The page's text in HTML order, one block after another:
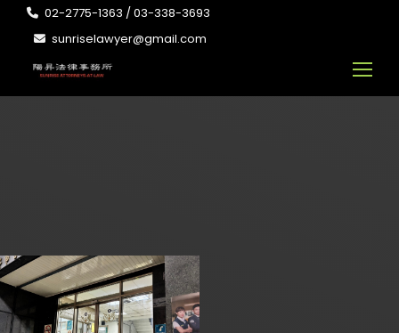
02-2775-1363 / 03-338-3693
sunriselawyer@gmail.com